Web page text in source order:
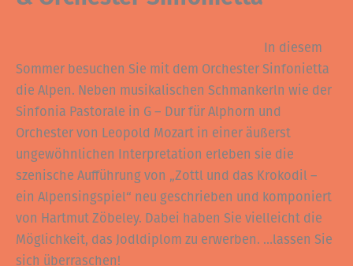
In diesem
Sommer besuchen Sie mit dem Orchester Sinfonietta
die Alpen. Neben musikalischen Schmankerln wie der
Sinfonia Pastorale in G – Dur für Alphorn und
Orchester von Leopold Mozart in einer äußerst
ungewöhnlichen Interpretation erleben sie die
szenische Aufführung von „Zottl und das Krokodil –
ein Alpensingspiel“ neu geschrieben und komponiert
von Hartmut Zöbeley. Dabei haben Sie vielleicht die
Möglichkeit, das Jodldiplom zu erwerben. …lassen Sie
sich überraschen!